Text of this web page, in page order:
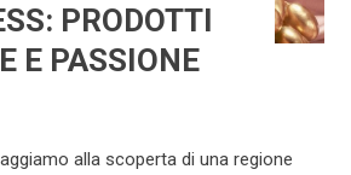
PRODOTTI
E PASSIONE
alla scoperta di una regione